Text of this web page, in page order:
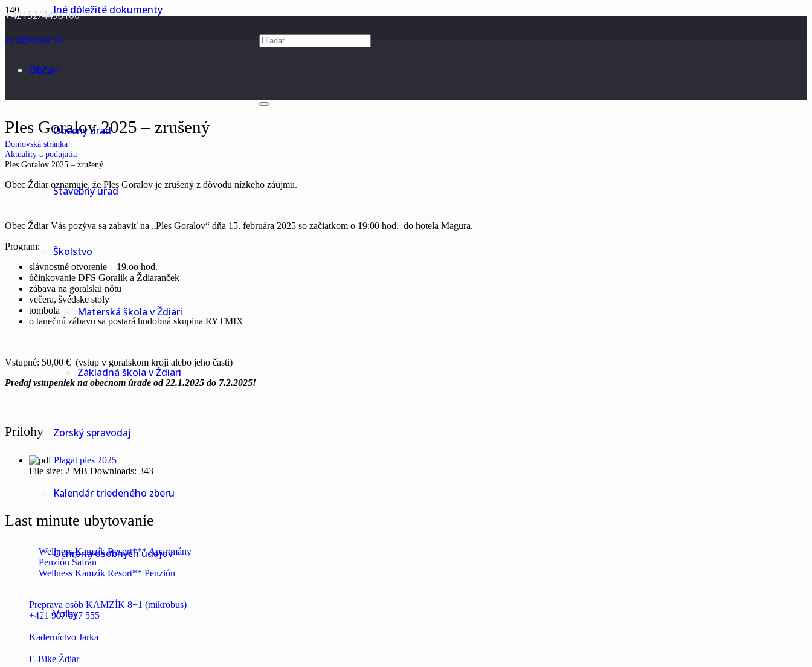
+42152/4498100
ocu@zdiar.sk
Iné dôležité dokumenty
Občan
Obecný úrad
Stavebný úrad
Školstvo
Materská škola v Ždiari
Základná škola v Ždiari
Zorský spravodaj
Kalendár triedeného zberu
Ochrana osobných údajov
Voľby
Ples Goralov 2025 – zrušený
Domovská stránka
Aktuality a podujatia
Ples Goralov 2025 – zrušený
Obec Ždiar oznamuje, že Ples Goralov je zrušený z dôvodu nízkeho záujmu.
Obec Ždiar Vás pozýva sa zabaviť na „Ples Goralov“ dňa 15. februára 2025 so začiatkom o 19:00 hod. do hotela Magura.
Program:
slávnostné otvorenie – 19.oo hod.
účinkovanie DFS Goralik a Ždiaranček
zábava na goralskú nôtu
večera, švédske stoly
tombola
o tanečnú zábavu sa postará hudobná skupina RYTMIX
Vstupné: 50,00 € (vstup v goralskom kroji alebo jeho časti)
Predaj vstupeniek na obecnom úrade od 22.1.2025 do 7.2.2025!
Prílohy
Plagat ples 2025
File size: 2 MB Downloads: 343
Last minute ubytovanie
Wellness Kamzík Resort*** Apartmány
Penzión Šafrán
Wellness Kamzík Resort** Penzión
Preprava osôb KAMZÍK 8+1 (mikrobus)
+421 907 617 555
Kaderníctvo Jarka
E-Bike Ždiar